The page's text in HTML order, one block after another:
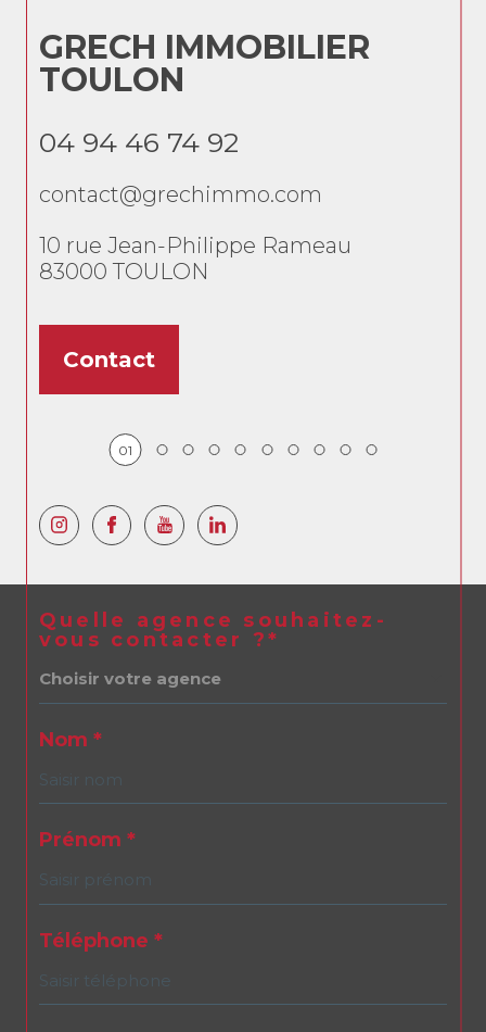
Quelle agence souhaitez-
vous contacter ?*
Choisir votre agence
Nom *
Prénom *
Téléphone *
GRECH IMMOBILIER
TOULON
04 94 46 74 92
contact@grechimmo.com
10 rue Jean-Philippe Rameau
83000
TOULON
Contact
01